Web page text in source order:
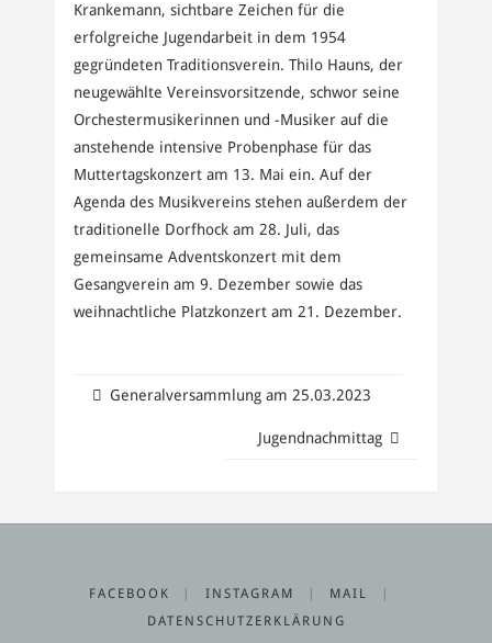
Krankemann, sichtbare Zeichen für die
erfolgreiche Jugendarbeit in dem 1954
gegründeten Traditionsverein. Thilo Hauns, der
neugewählte Vereinsvorsitzende, schwor seine
Orchestermusikerinnen und -Musiker auf die
anstehende intensive Probenphase für das
Muttertagskonzert am 13. Mai ein. Auf der
Agenda des Musikvereins stehen außerdem der
traditionelle Dorfhock am 28. Juli, das
gemeinsame Adventskonzert mit dem
Gesangverein am 9. Dezember sowie das
weihnachtliche Platzkonzert am 21. Dezember.
Generalversammlung am 25.03.2023
Jugendnachmittag
FACEBOOK INSTAGRAM MAIL
DATENSCHUTZERKLÄRUNG